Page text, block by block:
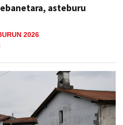
asteburu
2026